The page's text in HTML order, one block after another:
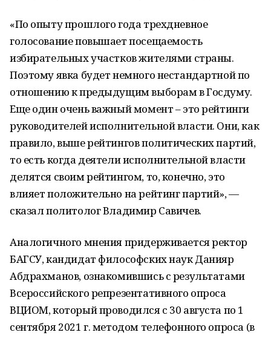
«По опыту прошлого года трехдневное
голосование повышает посещаемость
избирательных участков жителями страны.
Поэтому явка будет немного нестандартной по
отношению к предыдущим выборам в Госдуму.
Еще один очень важный момент – это рейтинги
руководителей исполнительной власти. Они, как
правило, выше рейтингов политических партий,
то есть когда деятели исполнительной власти
делятся своим рейтингом, то, конечно, это
влияет положительно на рейтинг партий», —
сказал политолог Владимир Савичев.
Аналогичного мнения придерживается ректор
БАГСУ, кандидат философских наук Данияр
Абдрахманов, ознакомившись с результатами
Всероссийского репрезентативного опроса
ВЦИОМ, который проводился c 30 августа по 1
сентября 2021 г. методом телефонного опроса (в